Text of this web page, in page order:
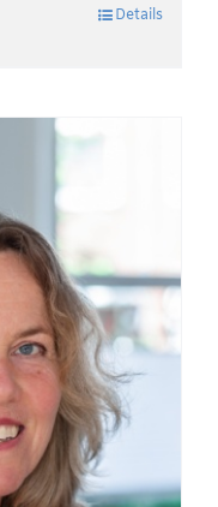
Details